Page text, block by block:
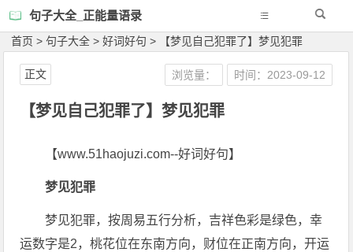
句子大全_正能量语录
首页 >句子大全 >好词好句 > 【梦见自己犯罪了】梦见犯罪
【梦见自己犯罪了】梦见犯罪
浏览量： 时间：2023-09-12
正文
【www.51haojuzi.com--好词好句】
梦见犯罪
梦见犯罪，按周易五行分析，吉祥色彩是绿色，幸
运数字是2，桃花位在东南方向，财位在正南方向，开运